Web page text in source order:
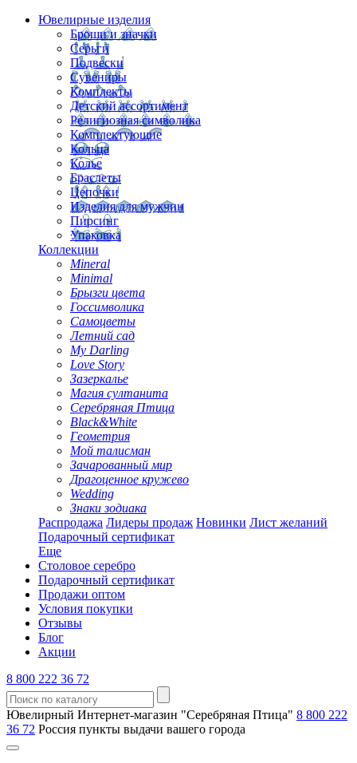
Ювелирные изделия
Броши и значки
Серьги
Подвески
Сувениры
Комплекты
Детский ассортимент
Религиозная символика
Комплектующие
Кольца
Колье
Браслеты
Цепочки
Изделия для мужчин
Пирсинг
Упаковка
Коллекции
Mineral
Minimal
Брызги цвета
Госсимволика
Самоцветы
Летний сад
My Darling
Love Story
Зазеркалье
Магия султанита
Серебряная Птица
Black&White
Геометрия
Мой талисман
Зачарованный мир
Драгоценное кружево
Wedding
Знаки зодиака
Распродажа Лидеры продаж Новинки Лист желаний
Подарочный сертификат
Еще
Столовое серебро
Подарочный сертификат
Продажи оптом
Условия покупки
Отзывы
Блог
Акции
8 800 222 36 72
Ювелирный Интернет-магазин "Серебряная Птица" 8 800 222
36 72 Россия пункты выдачи вашего города